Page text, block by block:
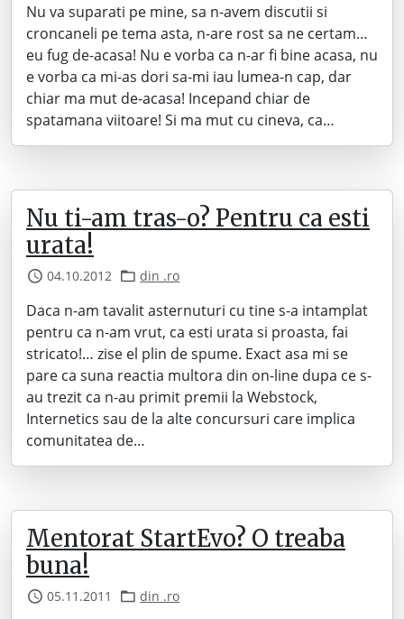
Nu va suparati pe mine, sa n-avem discutii si
croncaneli pe tema asta, n-are rost sa ne certam…
eu fug de-acasa! Nu e vorba ca n-ar fi bine acasa, nu
e vorba ca mi-as dori sa-mi iau lumea-n cap, dar
chiar ma mut de-acasa! Incepand chiar de
spatamana viitoare! Si ma mut cu cineva, ca…
Nu ti-am tras-o? Pentru ca esti
urata!
04.10.2012 din .ro
Daca n-am tavalit asternuturi cu tine s-a intamplat
pentru ca n-am vrut, ca esti urata si proasta, fai
stricato!… zise el plin de spume. Exact asa mi se
pare ca suna reactia multora din on-line dupa ce s-
au trezit ca n-au primit premii la Webstock,
Internetics sau de la alte concursuri care implica
comunitatea de…
Mentorat StartEvo? O treaba
buna!
05.11.2011 din .ro